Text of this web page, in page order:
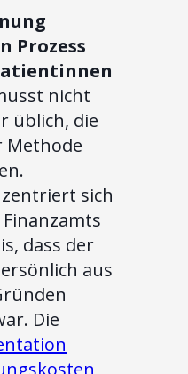
Prozess
nicht
üblich, die
Methode
sich
dass der
aus
Die